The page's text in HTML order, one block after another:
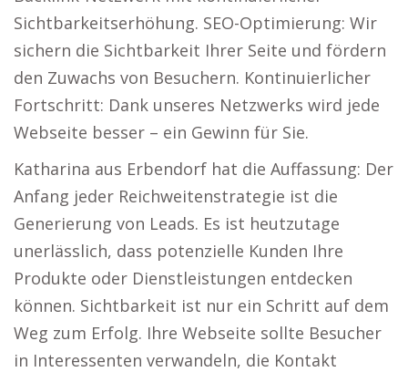
Sichtbarkeitserhöhung. SEO-Optimierung: Wir
sichern die Sichtbarkeit Ihrer Seite und fördern
den Zuwachs von Besuchern. Kontinuierlicher
Fortschritt: Dank unseres Netzwerks wird jede
Webseite besser – ein Gewinn für Sie.
Katharina aus Erbendorf hat die Auffassung: Der
Anfang jeder Reichweitenstrategie ist die
Generierung von Leads. Es ist heutzutage
unerlässlich, dass potenzielle Kunden Ihre
Produkte oder Dienstleistungen entdecken
können. Sichtbarkeit ist nur ein Schritt auf dem
Weg zum Erfolg. Ihre Webseite sollte Besucher
in Interessenten verwandeln, die Kontakt